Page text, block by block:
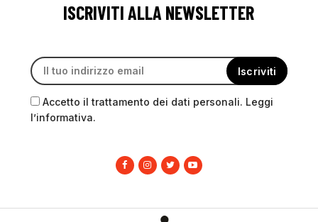
ISCRIVITI ALLA NEWSLETTER
Accetto il trattamento dei dati personali. Leggi
l’informativa.